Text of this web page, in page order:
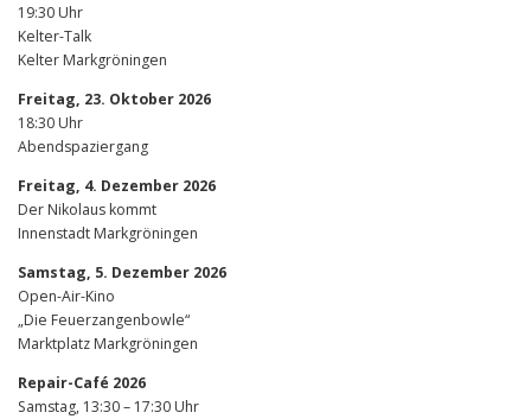
19:30 Uhr
Kelter-Talk
Kelter Markgröningen
Freitag, 23. Oktober 2026
18:30 Uhr
Abendspaziergang
Freitag, 4. Dezember 2026
Der Nikolaus kommt
Innenstadt Markgröningen
Samstag, 5. Dezember 2026
Open-Air-Kino
„Die Feuerzangenbowle“
Marktplatz Markgröningen
Repair-Café 2026
Samstag, 13:30 – 17:30 Uhr